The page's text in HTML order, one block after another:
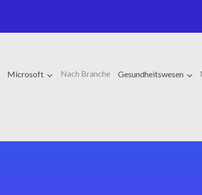
Microsoft Nach Branche Gesundheitswesen